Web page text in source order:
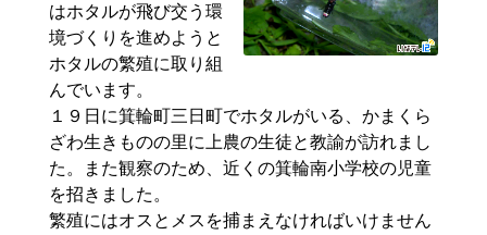
はホタルが飛び交う環
境づくりを進めようと
ホタルの繁殖に取り組
んでいます。
１９日に箕輪町三日町でホタルがいる、かまくら
ざわ生きものの里に上農の生徒と教諭が訪れまし
た。また観察のため、近くの箕輪南小学校の児童
を招きました。
繁殖にはオスとメスを捕まえなければいけません